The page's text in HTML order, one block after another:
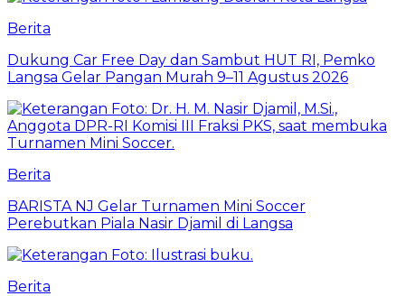
Berita
Dukung Car Free Day dan Sambut HUT RI, Pemko
Langsa Gelar Pangan Murah 9–11 Agustus 2026
Berita
BARISTA NJ Gelar Turnamen Mini Soccer
Perebutkan Piala Nasir Djamil di Langsa
Berita